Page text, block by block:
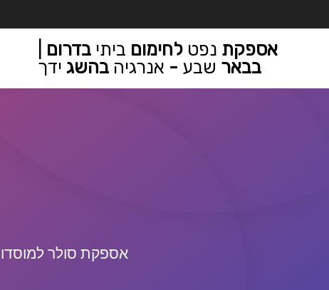
אספקת נפט לחימום ביתי בדרום
בבאר שבע - אנרגיה בהשג ידך
אספקת סולר